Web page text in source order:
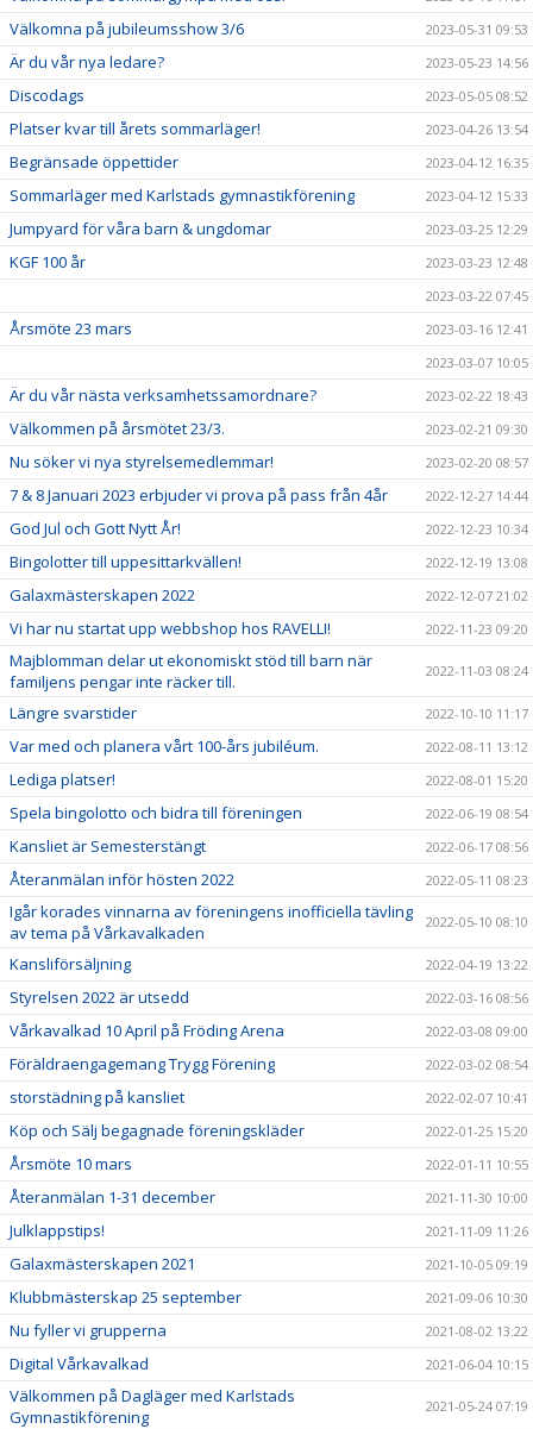
Välkomna på jubileumsshow 3/6 2023-05-31 09:53
Är du vår nya ledare? 2023-05-23 14:56
Discodags 2023-05-05 08:52
Platser kvar till årets sommarläger! 2023-04-26 13:54
Begränsade öppettider 2023-04-12 16:35
Sommarläger med Karlstads gymnastikförening 2023-04-12 15:33
Jumpyard för våra barn & ungdomar 2023-03-25 12:29
KGF 100 år
2023-03-23 12:48
2023-03-22 07:45
Årsmöte 23 mars
2023-03-16 12:41
2023-03-07 10:05
Är du vår nästa verksamhetssamordnare? 2023-02-22 18:43
Välkommen på årsmötet 23/3. 2023-02-21 09:30
Nu söker vi nya styrelsemedlemmar! 2023-02-20 08:57
7 & 8 Januari 2023 erbjuder vi prova på pass från 4år 2022-12-27 14:44
God Jul och Gott Nytt År! 2022-12-23 10:34
Bingolotter till uppesittarkvällen! 2022-12-19 13:08
Galaxmästerskapen 2022 2022-12-07 21:02
Vi har nu startat upp webbshop hos RAVELLI! 2022-11-23 09:20
Majblomman delar ut ekonomiskt stöd till barn när
familjens pengar inte räcker till.
2022-11-03 08:24
Längre svarstider 2022-10-10 11:17
Var med och planera vårt 100-års jubiléum. 2022-08-11 13:12
Lediga platser! 2022-08-01 15:20
Spela bingolotto och bidra till föreningen 2022-06-19 08:54
Kansliet är Semesterstängt 2022-06-17 08:56
Återanmälan inför hösten 2022 2022-05-11 08:23
Igår korades vinnarna av föreningens inofficiella tävling
av tema på Vårkavalkaden
2022-05-10 08:10
Kansliförsäljning 2022-04-19 13:22
Styrelsen 2022 är utsedd 2022-03-16 08:56
Vårkavalkad 10 April på Fröding Arena 2022-03-08 09:00
Föräldraengagemang Trygg Förening 2022-03-02 08:54
storstädning på kansliet 2022-02-07 10:41
Köp och Sälj begagnade föreningskläder 2022-01-25 15:20
Årsmöte 10 mars 2022-01-11 10:55
Återanmälan 1-31 december 2021-11-30 10:00
Julklappstips! 2021-11-09 11:26
Galaxmästerskapen 2021 2021-10-05 09:19
Klubbmästerskap 25 september 2021-09-06 10:30
Nu fyller vi grupperna 2021-08-02 13:22
Digital Vårkavalkad 2021-06-04 10:15
Välkommen på Dagläger med Karlstads
Gymnastikförening
2021-05-24 07:19